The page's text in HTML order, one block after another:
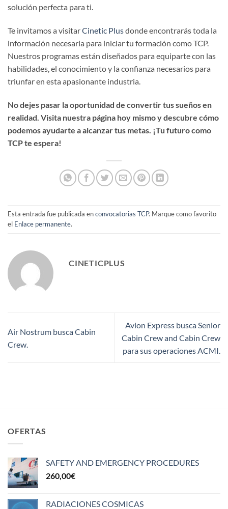
solución perfecta para ti.
Te invitamos a visitarCinetic Plusdonde encontrarás toda la
información necesaria para iniciar tu formación como TCP.
Nuestros programas están diseñados para equiparte con las
habilidades, el conocimiento y la confianza necesarios para
triunfar en esta apasionante industria.
No dejes pasar la oportunidad de convertir tus sueños en
realidad. Visita nuestra página hoy mismo y descubre cómo
podemos ayudarte a alcanzar tus metas. ¡Tu futuro como
TCP te espera!
Esta entrada fue publicada enconvocatorias TCP. Marque como favorito
el Enlace permanente.
CINETICPLUS
Air Nostrum busca Cabin
Crew.
Avion Express busca Senior
Cabin Crew and Cabin Crew
para sus operaciones ACMI.
OFERTAS
SAFETY AND EMERGENCY PROCEDURES
260,00€
RADIACIONES COSMICAS